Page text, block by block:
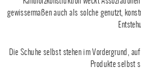
gewissermaßen auch als solche genutzt,
Die Schuhe selbst stehen im Vordergrund,
Produkte selbst